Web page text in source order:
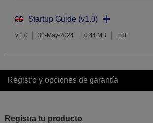
Startup Guide (v1.0)
v.1.0 31-May-2024 0.44 MB .pdf
Registro y opciones de garantía
Registra tu producto